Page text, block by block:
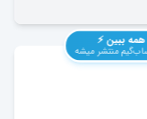
همه ببین ⚡️
منتشر میشه